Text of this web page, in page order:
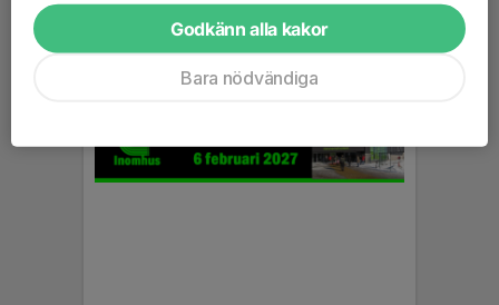
Godkänn alla kakor
Bara nödvändiga